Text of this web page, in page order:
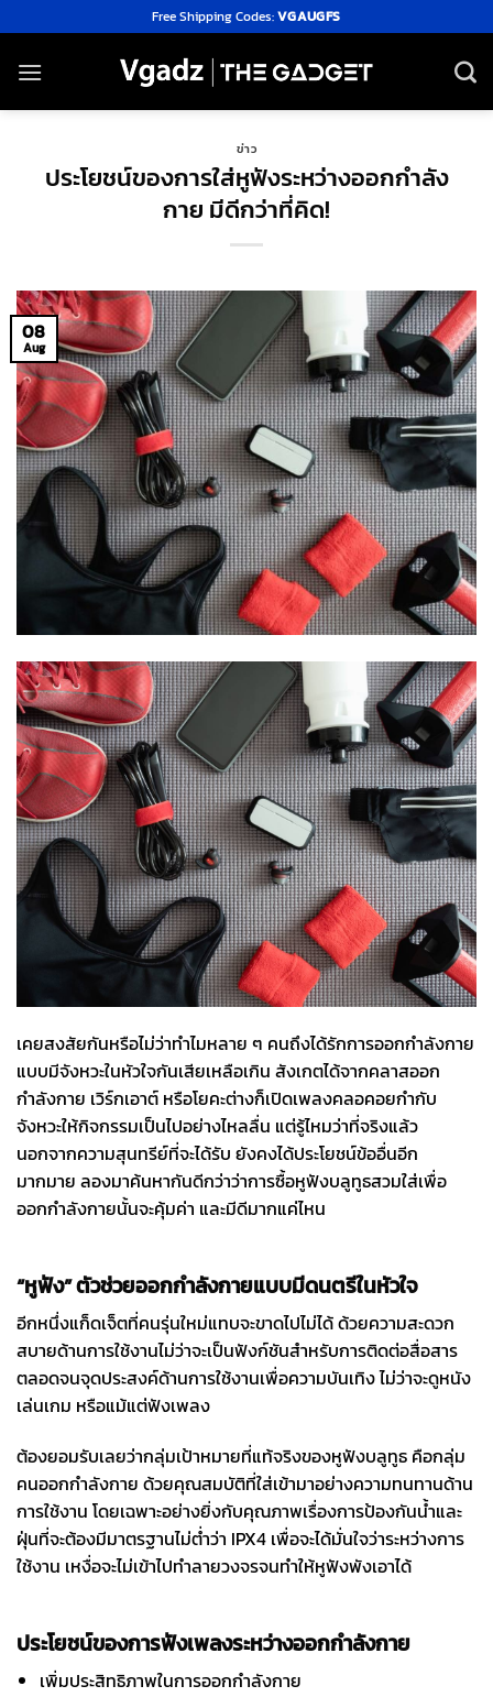
to
content
Free Shipping Codes:VGAUGFS
ข่าว
ประโยชน์ของการใส่หูฟังระหว่างออกกำลัง
กาย มีดีกว่าที่คิด!
08
Aug
เคยสงสัยกันหรือไม่ว่าทำไมหลาย ๆ คนถึงได้รักการออกกำลังกาย
แบบมีจังหวะในหัวใจกันเสียเหลือเกิน สังเกตได้จากคลาสออก
กำลังกาย เวิร์กเอาต์ หรือโยคะต่างก็เปิดเพลงคลอคอยกำกับ
จังหวะให้กิจกรรมเป็นไปอย่างไหลลื่น แต่รู้ไหมว่าที่จริงแล้ว
นอกจากความสุนทรีย์ที่จะได้รับ ยังคงได้ประโยชน์ข้ออื่นอีก
มากมาย ลองมาค้นหากันดีกว่าว่าการซื้อหูฟังบลูทูธสวมใส่เพื่อ
ออกกำลังกายนั้นจะคุ้มค่า และมีดีมากแค่ไหน
“หูฟัง” ตัวช่วยออกกำลังกายแบบมีดนตรีในหัวใจ
อีกหนึ่งแก็ดเจ็ตที่คนรุ่นใหม่แทบจะขาดไปไม่ได้ ด้วยความสะดวก
สบายด้านการใช้งานไม่ว่าจะเป็นฟังก์ชันสำหรับการติดต่อสื่อสาร
ตลอดจนจุดประสงค์ด้านการใช้งานเพื่อความบันเทิง ไม่ว่าจะดูหนัง
เล่นเกม หรือแม้แต่ฟังเพลง
ต้องยอมรับเลยว่ากลุ่มเป้าหมายที่แท้จริงของหูฟังบลูทูธ คือกลุ่ม
คนออกกำลังกาย ด้วยคุณสมบัติที่ใส่เข้ามาอย่างความทนทานด้าน
การใช้งาน โดยเฉพาะอย่างยิ่งกับคุณภาพเรื่องการป้องกันน้ำและ
ฝุ่นที่จะต้องมีมาตรฐานไม่ต่ำว่า IPX4 เพื่อจะได้มั่นใจว่าระหว่างการ
ใช้งาน เหงื่อจะไม่เข้าไปทำลายวงจรจนทำให้หูฟังพังเอาได้
ประโยชน์ของการฟังเพลงระหว่างออกกำลังกาย
เพิ่มประสิทธิภาพในการออกกำลังกาย